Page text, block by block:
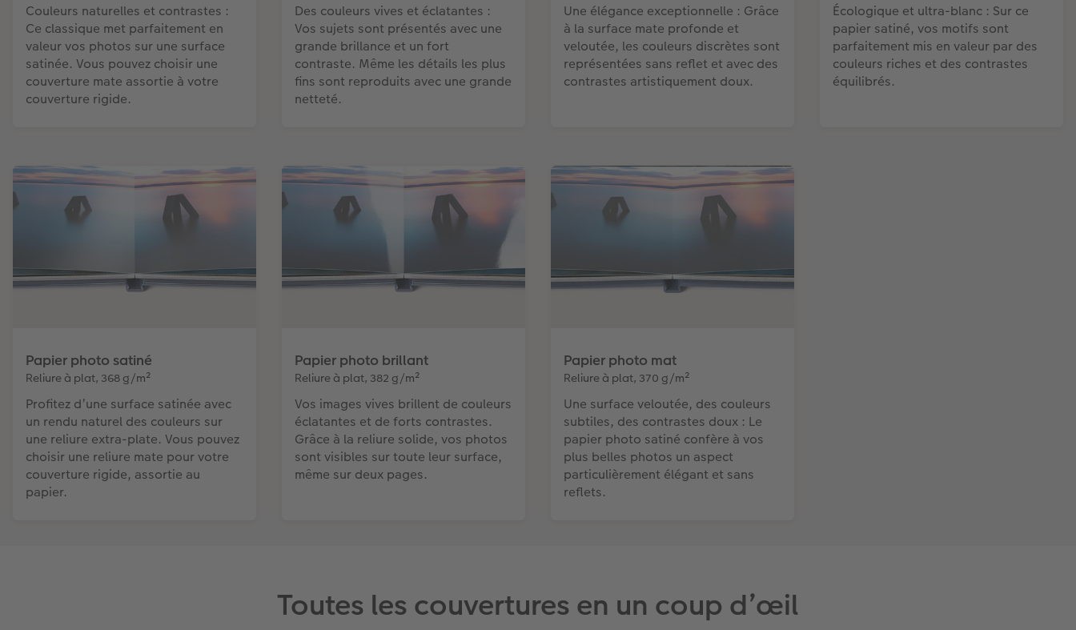
Couleurs naturelles et contrastes :
Ce classique met parfaitement en
valeur vos photos sur une surface
satinée. Vous pouvez choisir une
couverture mate assortie à votre
couverture rigide.
Des couleurs vives et éclatantes :
Vos sujets sont présentés avec une
grande brillance et un fort
contraste. Même les détails les plus
fins sont reproduits avec une grande
netteté.
Une élégance exceptionnelle : Grâce
à la surface mate profonde et
veloutée, les couleurs discrètes sont
représentées sans reflet et avec des
contrastes artistiquement doux.
Écologique et ultra-blanc : Sur ce
papier satiné, vos motifs sont
parfaitement mis en valeur par des
couleurs riches et des contrastes
équilibrés.
Papier photo satiné
Reliure à plat, 368 g/m²
Profitez d’une surface satinée avec
un rendu naturel des couleurs sur
une reliure extra-plate. Vous pouvez
choisir une reliure mate pour votre
couverture rigide, assortie au
papier.
Papier photo brillant
Reliure à plat, 382 g/m²
Vos images vives brillent de couleurs
éclatantes et de forts contrastes.
Grâce à la reliure solide, vos photos
sont visibles sur toute leur surface,
même sur deux pages.
Papier photo mat
Reliure à plat, 370 g/m²
Une surface veloutée, des couleurs
subtiles, des contrastes doux : Le
papier photo satiné confère à vos
plus belles photos un aspect
particulièrement élégant et sans
reflets.
Toutes les couvertures en un coup d’œil